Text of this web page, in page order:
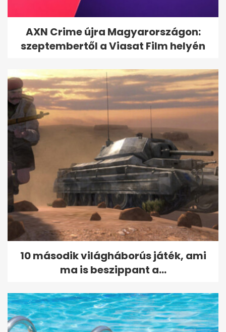
AXN Crime újra Magyarországon:
szeptembertől a Viasat Film helyén
10 második világháborús játék, ami
ma is beszippant a...